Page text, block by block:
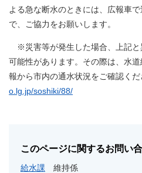
よる急な断水のときには、広報車
で、ご協力をお願いします。
※災害等が発生した場合、上記と
可能性があります。その際は、水
報から市内の通水状況をご確認
o.lg.jp/soshiki/88/
このページに関するお問い
給水課
維持係